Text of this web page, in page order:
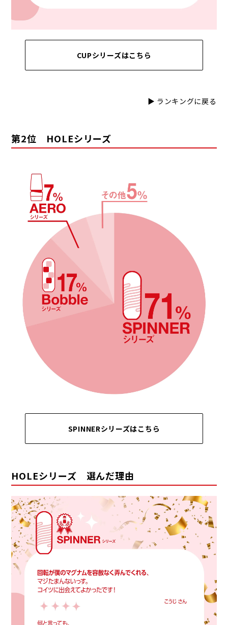
CUPシリーズはこちら
▶ ランキングに戻る
第2位 HOLEシリーズ
SPINNERシリーズはこちら
HOLEシリーズ 選んだ理由